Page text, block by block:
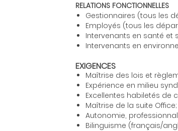
RELATIONS FONCTIONNELLES
Gestionnaires (tous les
Employés (tous les
Intervenants en santé et
Intervenants en
EXIGENCES
Maîtrise des lois et
Expérience en milieu
Excellentes habiletés de
Maîtrise de la suite Office;
Autonomie,
Bilinguisme (français/